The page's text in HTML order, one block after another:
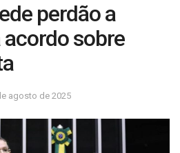
perdão a
sobre
agosto de 2025